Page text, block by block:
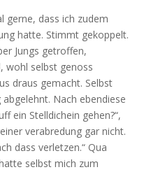
gerne, dass ich zudem
hatte. Stimmt gekoppelt.
Jungs getroffen,
wohl selbst genoss
draus gemacht. Selbst
Nach ebendiese
ein Stelldichein gehen?“,
verabredung gar nicht.
dass verletzen.“ Qua
selbst mich zum